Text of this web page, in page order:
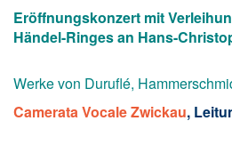
Eröffnungskonzert mit
Händel-Ringes an Hans-
Werke von Duruflé,
Camerata Vocale Zwickau,